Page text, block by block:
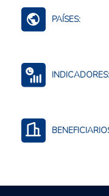
Contexto
PAÍSES:
INDICADORES:
Producción de
Uso o consumo